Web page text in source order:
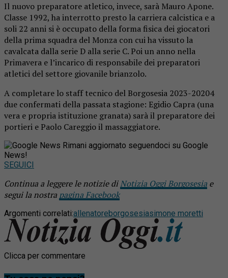
Il nuovo preparatore atletico, invece, sarà Mauro Apone.
Classe 1992, ha interrotto presto la carriera calcistica e a
soli 22 anni si è occupato della forma fisica dei giocatori
della prima squadra del Monza con cui ha vissuto la
cavalcata dalla serie D alla serie C. Poi un anno nella
Primavera e l’incarico di responsabile dei preparatori
atletici del settore giovanile brianzolo.
A completare lo staff tecnico del Borgosesia 2023-20204
due confermati della passata stagione: Egidio Capra (una
vera e propria istituzione granata) sarà il preparatore dei
portieri e Paolo Careggio il massaggiatore.
Rimani aggiornato seguendoci su Google
News!
SEGUICI
Continua a leggere le notizie diNotizia Oggi Borgosesia e
segui la nostra pagina Facebook
Argomenti correlati:allenatoreborgosesiasimone moretti
Clicca per commentare